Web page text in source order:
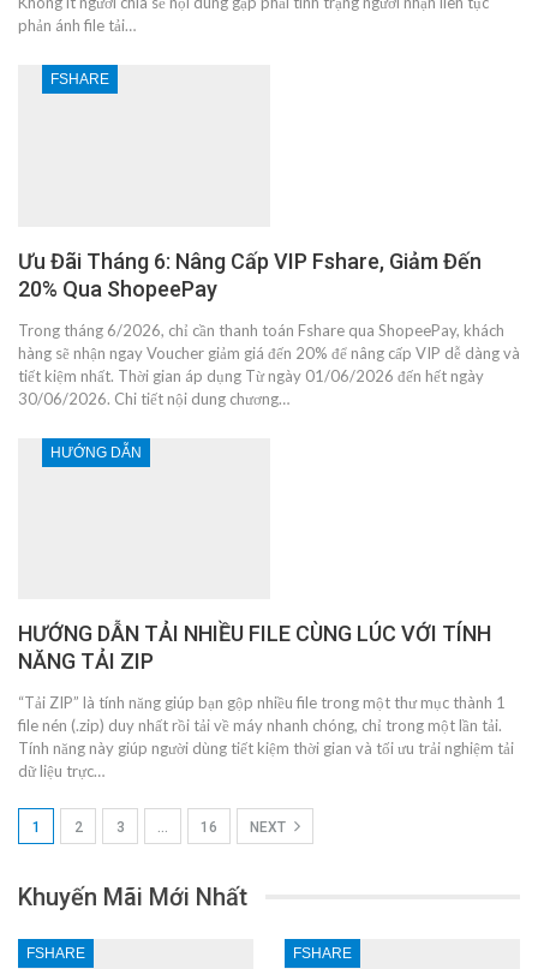
phản ánh file tải…
FSHARE
Ưu Đãi Tháng 6: Nâng Cấp VIP Fshare, Giảm Đến
20% Qua ShopeePay
Trong tháng 6/2026, chỉ cần thanh toán Fshare qua ShopeePay, khách
hàng sẽ nhận ngay Voucher giảm giá đến 20% để nâng cấp VIP dễ dàng và
tiết kiệm nhất. Thời gian áp dụng Từ ngày 01/06/2026 đến hết ngày
30/06/2026. Chi tiết nội dung chương…
HƯỚNG DẪN
HƯỚNG DẪN TẢI NHIỀU FILE CÙNG LÚC VỚI TÍNH
NĂNG TẢI ZIP
“Tải ZIP” là tính năng giúp bạn gộp nhiều file trong một thư mục thành 1
file nén (.zip) duy nhất rồi tải về máy nhanh chóng, chỉ trong một lần tải.
Tính năng này giúp người dùng tiết kiệm thời gian và tối ưu trải nghiệm tải
dữ liệu trực…
1 2 3 … 16 NEXT
Khuyến Mãi Mới Nhất
FSHARE FSHARE